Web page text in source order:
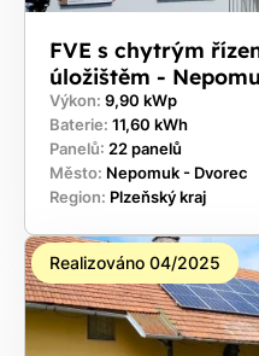
FVE s chytrým
úložištěm -
Výkon: 9,90 kWp
Baterie: 11,60 kWh
Panelů: 22 panelů
Město: Nepomuk - Dvorec
Region: Plzeňský kraj
Realizováno 04/2025